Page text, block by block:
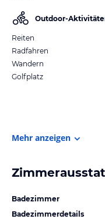
Outdoor-
Reiten
Radfahren
Wandern
Golfplatz
Mehr anzeigen
Badezimmer
Badezimmerdetails